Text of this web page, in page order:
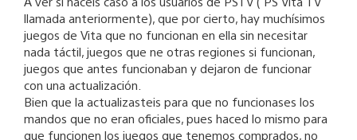
llamada anteriormente), que por cierto, hay muchísimos
juegos de Vita que no funcionan en ella sin necesitar
nada táctil, juegos que ne otras regiones si funcionan,
juegos que antes funcionaban y dejaron de funcionar
con una actualización.
Bien que la actualizasteis para que no funcionases los
mandos que no eran oficiales, pues haced lo mismo para
que funcionen los juegos que tenemos comprados, no